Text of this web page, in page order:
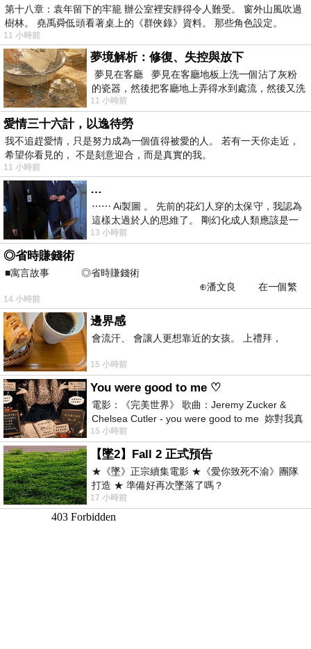
第十八章：袁年留下的牢籠 辦公室裡安靜得令人難受。 窗外山風吹過
樹林。 堯禹舜低頭看著桌上的《群俠錄》資料。 那些角色設定。
11 小時前
夢境解析：修復、失控與放下
夢見在客廳 夢見在客廳地板上洗一個沾了灰粉
的瓷器，然後把客廳地上弄得水到處流，然後又洗
一頂棒球潮帽，後來發現帽
11 小時前
愛情三十六計，以逸待勞
我不追趕愛情，只是努力成為一個值得被愛的人。 若有一天你走近，
希望你看見的， 不是刻意迎合，而是真實的我。
11 小時前
…
⋯⋯ Ai製圖 。 先前的花幻人穿的太保守，我認為
這樣太過於人的思維了。 剛幻化成人類應該是一
絲不掛吧？ 當然這樣是創不出
13 小時前
◎省時賺錢術
■寓言故事 ◎省時賺錢術
⊕潘文良 在一個繁
華的商業街上，有兩家傳統
14 小時前
邊界感
會流汗、 會讓人更想靠近的女孩。 上禮拜，
15 小時前
You were good to me ♡
電影：《完美世界》 歌曲：Jeremy Zucker &
Chelsea Cutler - you were good to me 妳對我真
好 因
15 小時前
【墜2】Fall 2 正式預告
★《墜》正宗續集電影 ★《愛你致死不渝》團隊
打造 ★ 準備好再次墜落了嗎？
17 小時前